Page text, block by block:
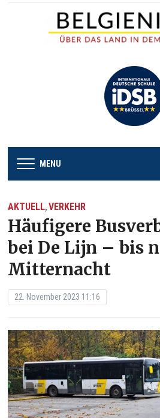
MENU
AKTUELL,VERKEHR
Häufigere
bei De Lijn – bis
Mitternacht
22. November 2023 11:16